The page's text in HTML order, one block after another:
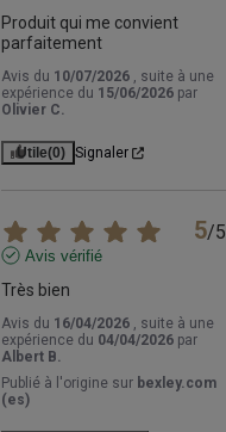
Produit qui me convient
parfaitement
Avis du 10/07/2026 , suite à une
expérience du 15/06/2026 par
Olivier C.
Utile(0) Signaler
5/5
Avis vérifié
Très bien
Avis du 16/04/2026 , suite à une
expérience du 04/04/2026 par
Albert B.
Publié à l'origine sur bexley.com
(es)